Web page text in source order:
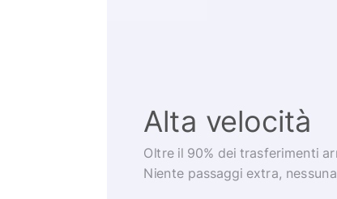
Alta velocità
Oltre il 90% dei trasferimenti
Niente passaggi extra,